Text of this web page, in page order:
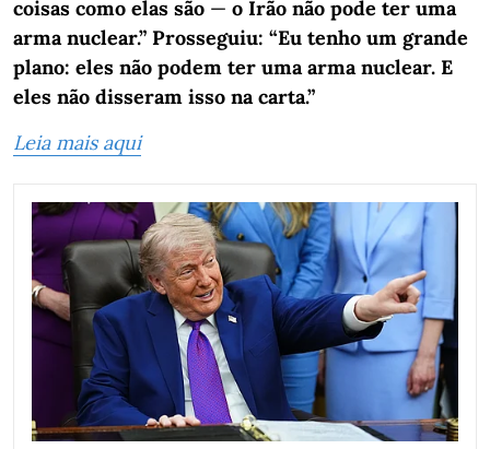
coisas como elas são — o Irão não pode ter uma
arma nuclear.” Prosseguiu: “Eu tenho um grande
plano: eles não podem ter uma arma nuclear. E
eles não disseram isso na carta.”
Leia mais aqui